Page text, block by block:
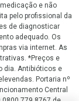
e não
pelo profissional da
de diagnosticar
adequado. Os
via internet. As
*Preços e
dia. Antibióticos e
Portaria nº
Central
779 8767 de